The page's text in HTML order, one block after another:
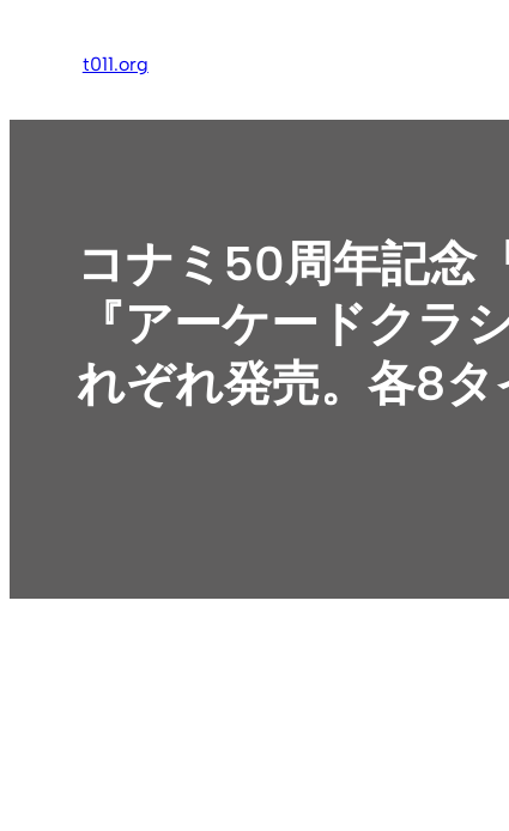
ス
t011.org
コナミ50周年記念
『アーケードクラ
れぞれ発売。各8